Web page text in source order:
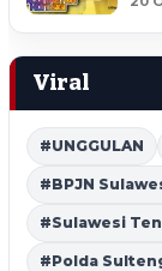
Viral
#UNGGULAN
#BPJN
#Sulawesi
#Polda